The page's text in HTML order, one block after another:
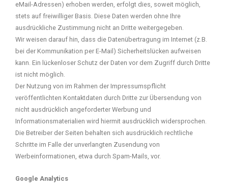
eMail-Adressen) erhoben werden, erfolgt dies, soweit möglich,
stets auf freiwilliger Basis. Diese Daten werden ohne Ihre
ausdrückliche Zustimmung nicht an Dritte weitergegeben.
Wir weisen darauf hin, dass die Datenübertragung im Internet (z.B.
bei der Kommunikation per E-Mail) Sicherheitslücken aufweisen
kann. Ein lückenloser Schutz der Daten vor dem Zugriff durch Dritte
ist nicht möglich.
Der Nutzung von im Rahmen der Impressumspflicht
veröffentlichten Kontaktdaten durch Dritte zur Übersendung von
nicht ausdrücklich angeforderter Werbung und
Informationsmaterialien wird hiermit ausdrücklich widersprochen.
Die Betreiber der Seiten behalten sich ausdrücklich rechtliche
Schritte im Falle der unverlangten Zusendung von
Werbeinformationen, etwa durch Spam-Mails, vor.
Google Analytics